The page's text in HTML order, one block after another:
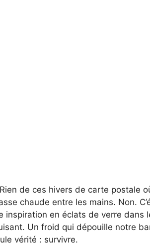
de ces hivers de carte postale
chaude entre les mains. Non.
inspiration en éclats de verre dans
Un froid qui dépouille notre
vérité : survivre.